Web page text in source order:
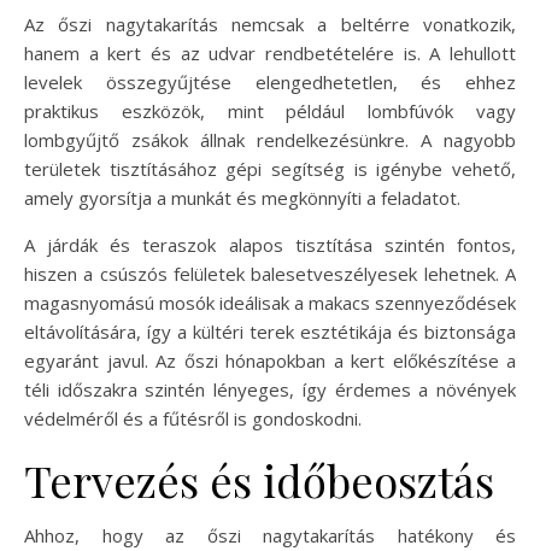
Az őszi nagytakarítás nemcsak a beltérre vonatkozik,
hanem a kert és az udvar rendbetételére is. A lehullott
levelek összegyűjtése elengedhetetlen, és ehhez
praktikus eszközök, mint például lombfúvók vagy
lombgyűjtő zsákok állnak rendelkezésünkre. A nagyobb
területek tisztításához gépi segítség is igénybe vehető,
amely gyorsítja a munkát és megkönnyíti a feladatot.
A járdák és teraszok alapos tisztítása szintén fontos,
hiszen a csúszós felületek balesetveszélyesek lehetnek. A
magasnyomású mosók ideálisak a makacs szennyeződések
eltávolítására, így a kültéri terek esztétikája és biztonsága
egyaránt javul. Az őszi hónapokban a kert előkészítése a
téli időszakra szintén lényeges, így érdemes a növények
védelméről és a fűtésről is gondoskodni.
Tervezés és időbeosztás
Ahhoz, hogy az őszi nagytakarítás hatékony és